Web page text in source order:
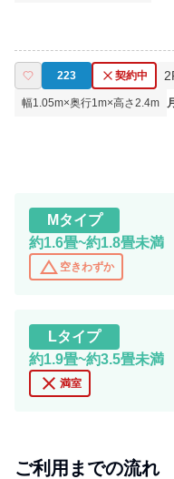
223 契約中
幅1.05m×奥行1m×高さ2.4m
Mタイプ
約1.6畳~約1.8畳未満
change_history 空きわずか
Lタイプ
約1.9畳~約3.5畳未満
close 満室
ご利用までの流れ